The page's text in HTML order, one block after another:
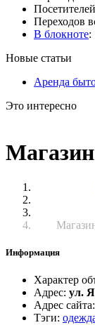
Переходов
В блокноте:
Новые статьи
Аренда
Это интересно
Информация
Характер
Адрес: ул.
Адрес сайта:
Тэги: